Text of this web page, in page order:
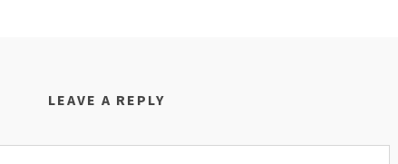
LEAVE A REPLY